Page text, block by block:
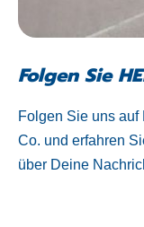
Folgen Sie
Folgen Sie uns auf
Co. und erfahren
über Deine